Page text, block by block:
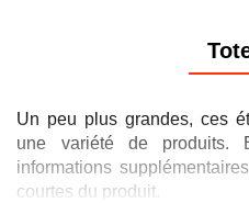
Un peu plus grandes, ces
une variété de produits.
informations
courtes du produit.